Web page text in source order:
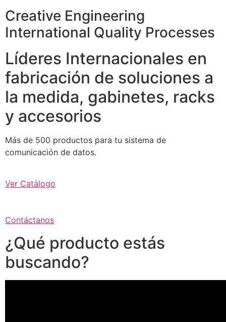
Creative Engineering
International Quality Processes
Líderes Internacionales en
fabricación de soluciones a
la medida, gabinetes, racks
y accesorios
Más de 500 productos para tu sistema de
comunicación de datos.
Ver Catálogo
Contáctanos
¿Qué producto estás
buscando?